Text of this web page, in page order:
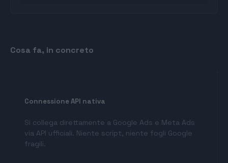
Cosa fa, in concreto
Connessione API nativa
Si collega direttamente a Google Ads e Meta Ads
via API ufficiali. Niente script, niente fogli Google
fragili.